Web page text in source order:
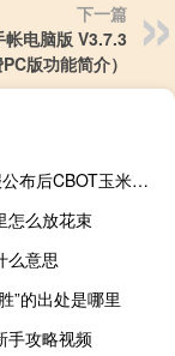
下一篇
电脑版 V3.7.3
版功能简介）
USDA月报公布后CBOT玉米持续走低现跌超2%报475.00美分/蒲式耳CBOT小麦持续走高跌幅缩窄至0.51%此前一度跌超2%
怎么放花束
么意思
”的出处是哪里
手攻略视频